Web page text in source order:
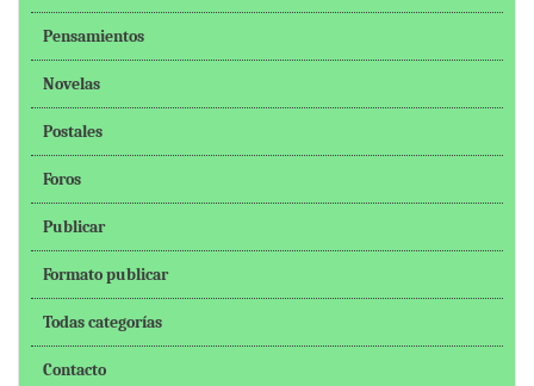
Pensamientos
Novelas
Postales
Foros
Publicar
Formato publicar
Todas categorías
Contacto